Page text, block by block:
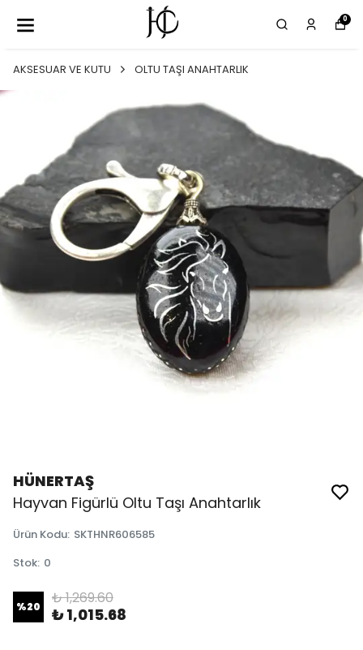
0
AKSESUAR VE KUTU OLTU TAŞI ANAHTARLIK
HÜNERTAŞ
Hayvan Figürlü Oltu Taşı Anahtarlık
Ürün Kodu: SKTHNR606585
Stok: 0
%20 ₺ 1,269.60
₺ 1,015.68